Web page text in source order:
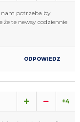
nam potrzeba by
że te newsy codziennie
ODPOWIEDZ
+4